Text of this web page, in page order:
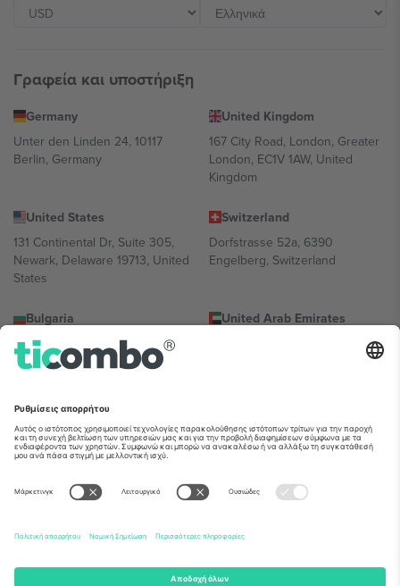
Γραφεία και υποστήριξη
Germany
Unter den Linden 24, 10117
Berlin, Germany
United Kingdom
167 City Road, London, Greater
London, EC1V 1AW, United
Kingdom
United States
131 Continental Dr, Suite 305,
Newark, Delaware 19713, United
States
Switzerland
Dorfstrasse 52a, 6390
Engelberg, Switzerland
Bulgaria
Regus Sofia City West, bul
Totleben 53-55, 1606 Sofia,
United Arab Emirates
UAE Dubai Silicon Oasis, DDP
Building A1, Office 302, Dubai,
Mexico
Av Chapultepec 360, Roma
Norte, Cuauhtémoc, 06700
Ciudad de México, CDMX,
Mexico
Η νομική οντότητα του παρόχου πλατφόρμας ενδέχεται να
τομέα. Για λεπτομέρειες ανατρέξτε στη σελίδα της συγκεκριμένης